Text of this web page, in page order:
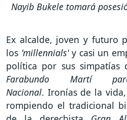
Nayib Bukele tomará
Ex alcalde, joven y futuro
los 'millennials'y casi un
política por sus simpatías
Farabundo Martí
Nacional. Ironías de la
rompiendo el tradicional